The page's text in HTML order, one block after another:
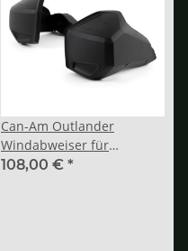
Can-Am Outlander
Windabweiser für
Beifahrer
108,00 € *